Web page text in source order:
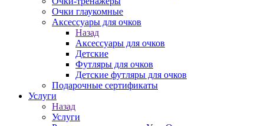
Очки глаукомные
Аксессуары для очков
Назад
Аксессуары для очков
Детские
Футляры для очков
Детские футляры для очков
Подарочные сертификаты
Услуги
Назад
Услуги